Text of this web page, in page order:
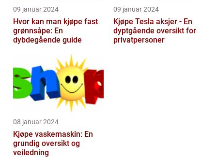
09 januar 2024
Hvor kan man kjøpe fast
grønnsåpe: En
dybdegående guide
09 januar 2024
Kjøpe Tesla aksjer - En
dyptgående oversikt for
privatpersoner
08 januar 2024
Kjøpe vaskemaskin: En
grundig oversikt og
veiledning